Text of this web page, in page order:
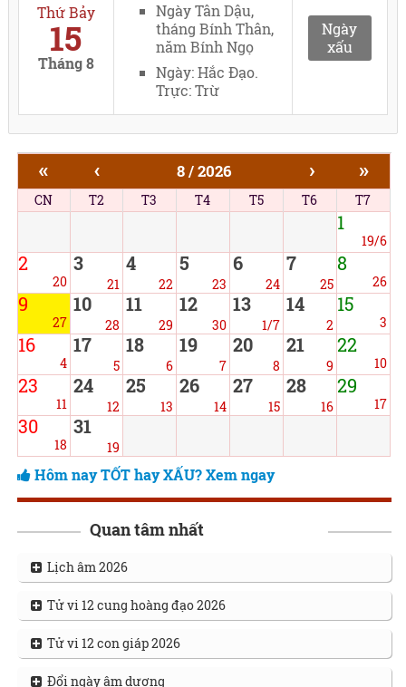
Thứ Bảy
15
Tháng 8
Ngày Tân Dậu,
tháng Bính Thân,
năm Bính Ngọ
Ngày: Hắc Đạo.
Trực: Trừ
Ngày
xấu
« ‹ 8 / 2026 › »
CN T2 T3 T4 T5 T6 T7
1
19/6
2
20
3
21
4
22
5
23
6
24
7
25
8
26
9
27
10
28
11
29
12
30
13
1/7
14
2
15
3
16
4
17
5
18
6
19
7
20
8
21
9
22
10
23
11
24
12
25
13
26
14
27
15
28
16
29
17
30
18
31
19
Hôm nay TỐT hay XẤU? Xem ngay
Quan tâm nhất
Lịch âm 2026
Tử vi 12 cung hoàng đạo 2026
Tử vi 12 con giáp 2026
Đổi ngày âm dương